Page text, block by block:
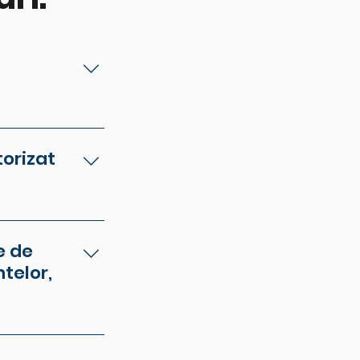
cum ar fi
intra în
în cazul în
la
de
direct de la